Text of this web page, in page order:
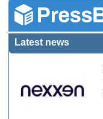
Latest news